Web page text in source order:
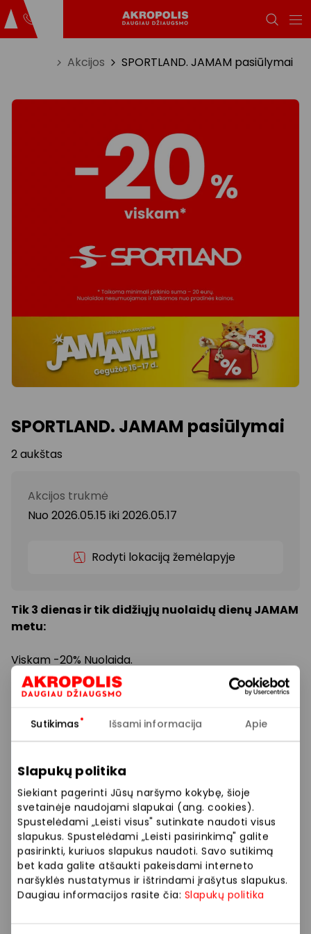
Sutikimas Išsami informacija Apie
Slapukų politika
Siekiant pagerinti Jūsų naršymo kokybę, šioje
svetainėje naudojami slapukai (ang. cookies).
Spustelėdami „Leisti visus" sutinkate naudoti visus
slapukus. Spustelėdami „Leisti pasirinkimą" galite
pasirinkti, kuriuos slapukus naudoti. Savo sutikimą
bet kada galite atšaukti pakeisdami interneto
naršyklės nustatymus ir ištrindami įrašytus slapukus.
Daugiau informacijos rasite čia: Slapukų politika
Akcijos SPORTLAND. JAMAM pasiūlymai
SPORTLAND. JAMAM pasiūlymai
2 aukštas
Akcijos trukmė
Nuo 2026.05.15 iki 2026.05.17
Rodyti lokaciją žemėlapyje
Tik 3 dienas ir tik didžiųjų nuolaidų dienų JAMAM
metu:
Viskam -20% Nuolaida.
Taikoma minimali pirkinio suma -20 eurų. Nuolaidos
veikiančios parduotuvės ir paslaugų teikėjai
savarankiškai nustato taikomas nuolaidas, jų
dydžius bei kitas aktualias sąlygas.
Stengiamės kuo tiksliau pateikti aktualią
informaciją, tačiau, jei kyla neatitikimų tarp mūsų
tinklalapyje pateiktos informacijos ir faktinės
informacijos parduotuvėje ar paslaugų teikimo
vietoje, visada vadovaukitės tuo, kas nurodyta
konkrečioje parduotuvėje ar paslaugų teikimo